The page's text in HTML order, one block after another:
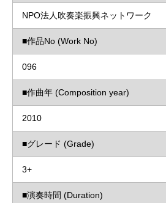
NPO法人吹奏楽振興ネットワーク
■作品No (Work No)
096
■作曲年 (Composition year)
2010
■グレード (Grade)
3+
■演奏時間 (Duration)